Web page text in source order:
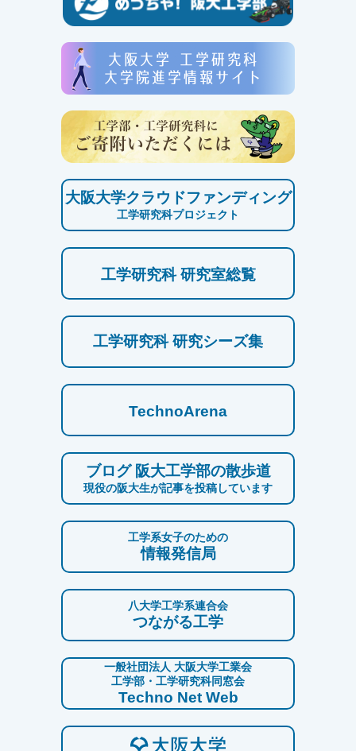
大阪大学クラウドファンディング
工学研究科プロジェクト
工学研究科 研究室総覧
工学研究科 研究シーズ集
TechnoArena
ブログ 阪大工学部の散歩道
現役の阪大生が記事を投稿しています
工学系女子のための
情報発信局
八大学工学系連合会
つながる工学
一般社団法人 大阪大学工業会
工学部・工学研究科同窓会
Techno Net Web